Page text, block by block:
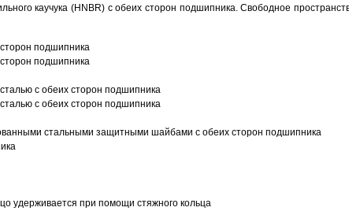
каучука (HNBR) с обеих сторон подшипника. Свободное
подшипника
подшипника
с обеих сторон подшипника
с обеих сторон подшипника
стальными защитными шайбами с обеих сторон подшипника
удерживается при помощи стяжного кольца